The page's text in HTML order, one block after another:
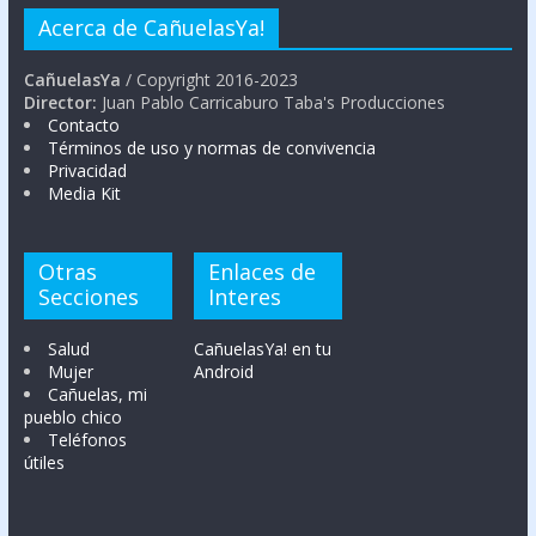
Acerca de CañuelasYa!
CañuelasYa / Copyright 2016-2023
Director: Juan Pablo Carricaburo Taba's Producciones
Contacto
Términos de uso y normas de convivencia
Privacidad
Media Kit
Otras
Secciones
Salud
Mujer
Cañuelas, mi
pueblo chico
Teléfonos
útiles
Enlaces de
Interes
CañuelasYa! en tu
Android